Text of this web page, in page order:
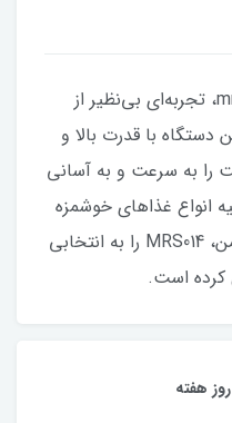
با چرخ گوشت MRS مدل mrs014، تجربه‌ای بی‌نظیر از
با قدرت بالا و
را به سرعت و به آسانی
انواع غذاهای خوشمزه
را می‌دهد. طراحی کم‌صدا و ایمن، MRS014 را به انتخابی
کرده است.